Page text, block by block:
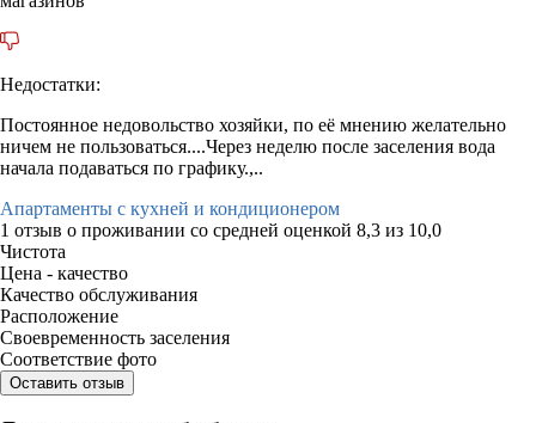
Недостатки:
Постоянное недовольство хозяйки, по её мнению желательно
ничем не пользоваться....Через неделю после заселения вода
начала подаваться по графику.,..
Апартаменты с кухней и кондиционером
1 отзыв о проживании со средней оценкой 8,3 из 10,0
Чистота
Цена - качество
Качество обслуживания
Расположение
Своевременность заселения
Соответствие фото
Оставить отзыв